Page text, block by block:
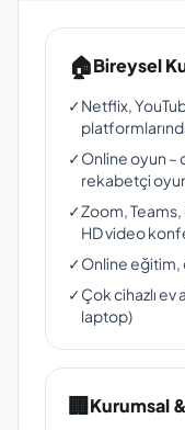
🏠Bireysel
✓Netflix,
✓Online oyun –
rekabetçi
✓Zoom,
HD video
✓Online eğitim,
✓Çok cihazlı ev
laptop)
🏢Kurumsal